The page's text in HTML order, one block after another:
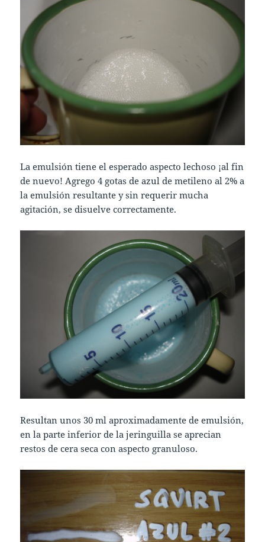
La emulsión tiene el esperado aspecto lechoso ¡al fin
de nuevo! Agrego 4 gotas de azul de metileno al 2% a
la emulsión resultante y sin requerir mucha
agitación, se disuelve correctamente.
Resultan unos 30 ml aproximadamente de emulsión,
en la parte inferior de la jeringuilla se aprecian
restos de cera seca con aspecto granuloso.